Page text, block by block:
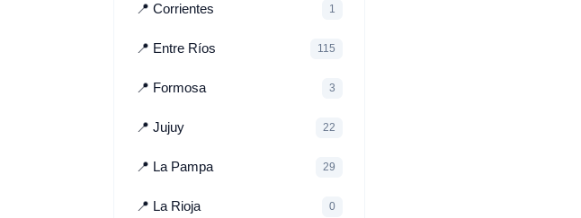
📍 Corrientes 1
📍 Entre Ríos 115
📍 Formosa 3
📍 Jujuy 22
📍 La Pampa 29
📍 La Rioja 0